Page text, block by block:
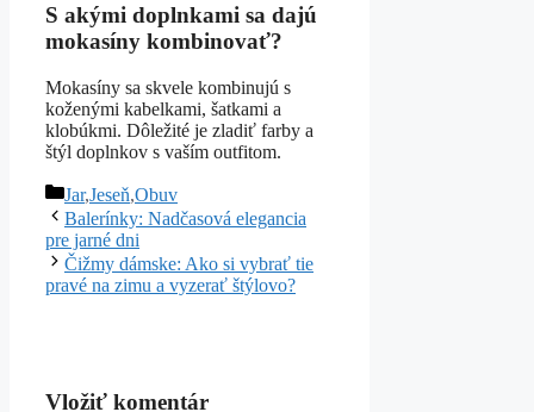
S akými doplnkami sa dajú
mokasíny kombinovať?
Mokasíny sa skvele kombinujú s
koženými kabelkami, šatkami a
klobúkmi. Dôležité je zladiť farby a
štýl doplnkov s vaším outfitom.
Kategórie
Jar,Jeseň,Obuv
Balerínky: Nadčasová elegancia
pre jarné dni
Čižmy dámske: Ako si vybrať tie
pravé na zimu a vyzerať štýlovo?
Vložiť komentár